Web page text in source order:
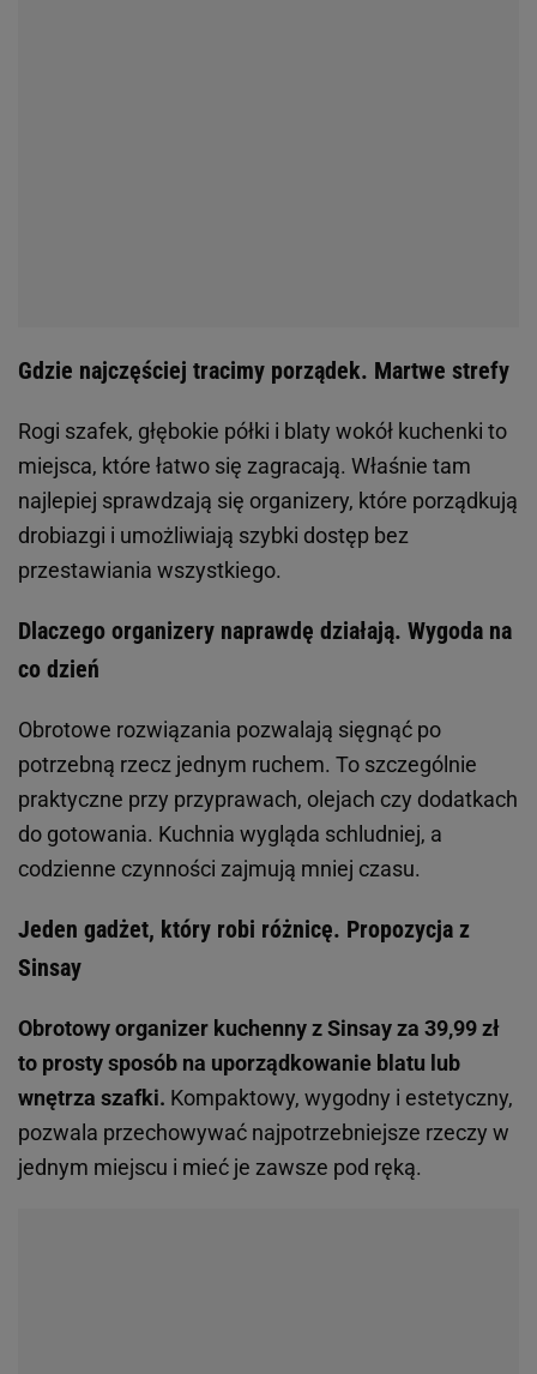
Gdzie najczęściej tracimy porządek. Martwe strefy
Rogi szafek, głębokie półki i blaty wokół kuchenki to
miejsca, które łatwo się zagracają. Właśnie tam
najlepiej sprawdzają się organizery, które porządkują
drobiazgi i umożliwiają szybki dostęp bez
przestawiania wszystkiego.
Dlaczego organizery naprawdę działają. Wygoda na
co dzień
Obrotowe rozwiązania pozwalają sięgnąć po
potrzebną rzecz jednym ruchem. To szczególnie
praktyczne przy przyprawach, olejach czy dodatkach
do gotowania. Kuchnia wygląda schludniej, a
codzienne czynności zajmują mniej czasu.
Jeden gadżet, który robi różnicę. Propozycja z
Sinsay
Obrotowy organizer kuchenny z Sinsay za 39,99 zł
to prosty sposób na uporządkowanie blatu lub
wnętrza szafki. Kompaktowy, wygodny i estetyczny,
pozwala przechowywać najpotrzebniejsze rzeczy w
jednym miejscu i mieć je zawsze pod ręką.